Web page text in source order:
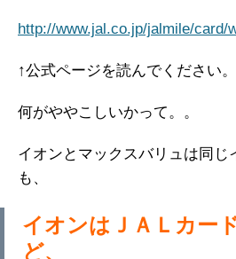
http://www.jal.co.jp/jalmile/card/
↑公式ページを読んでください。
何がややこしいかって。。
イオンとマックスバリュは同じ
も、
イオンはＪＡＬカー
ど、